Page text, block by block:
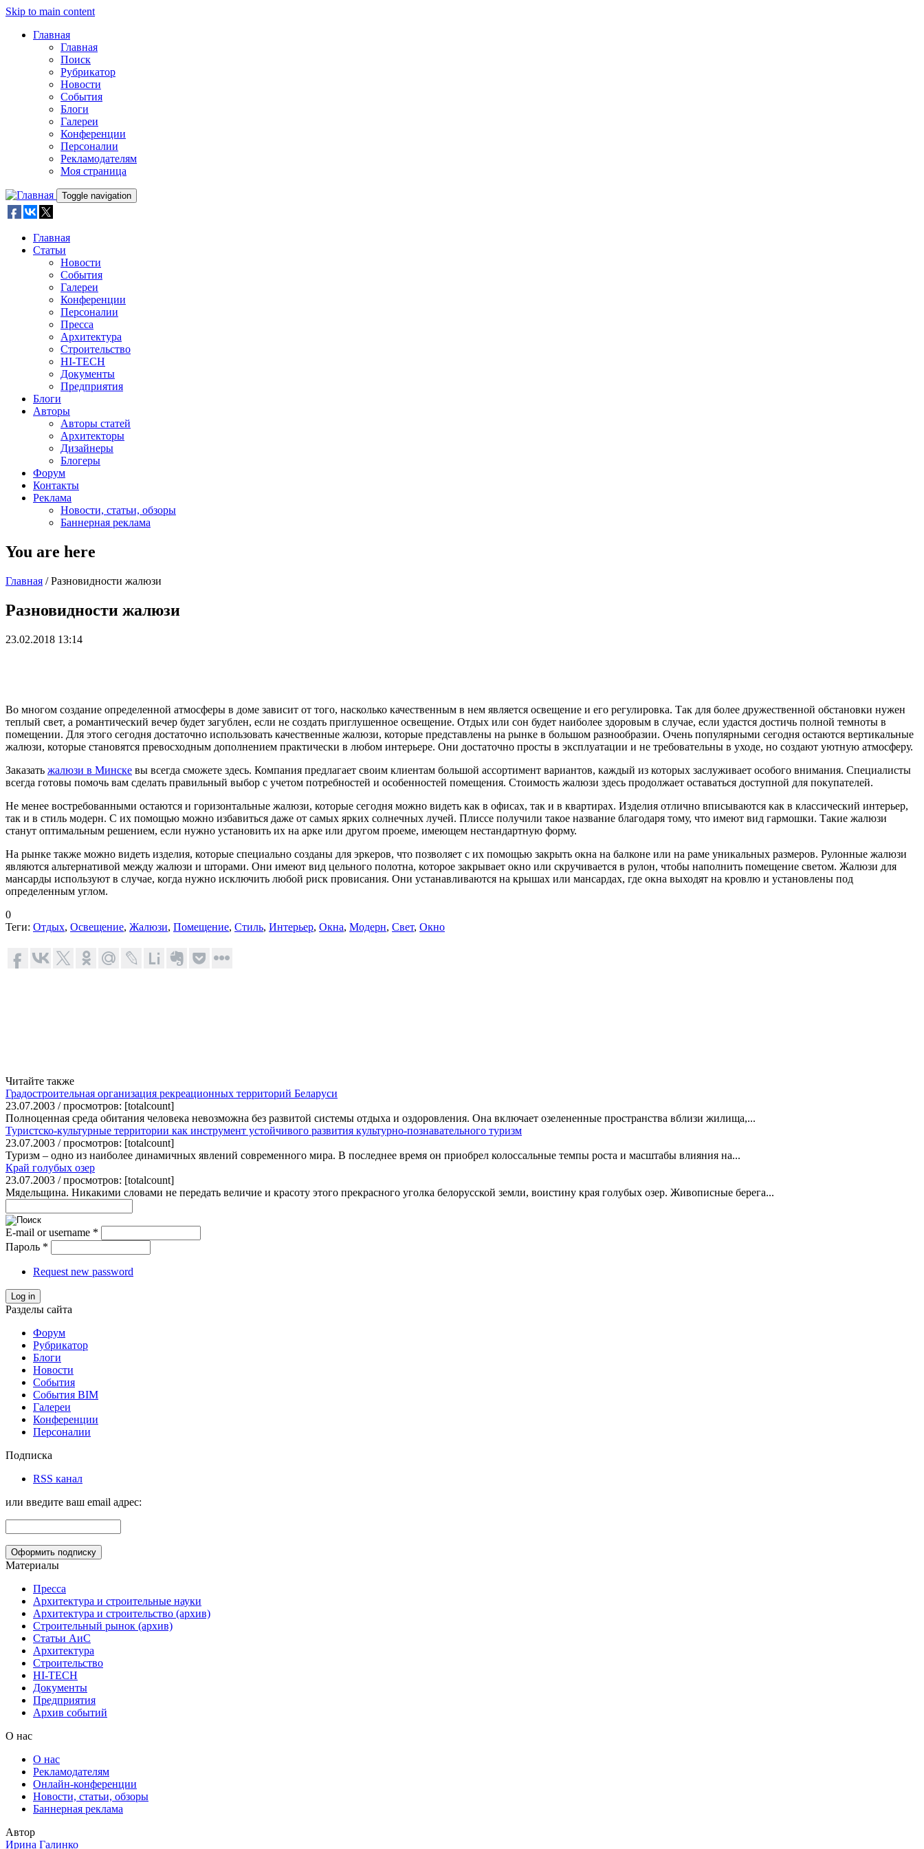
Skip to main content
Главная
Главная
Поиск
Рубрикатор
Новости
События
Блоги
Галереи
Конференции
Персоналии
Рекламодателям
Моя страница
Toggle navigation
Главная
Статьи
Новости
События
Галереи
Конференции
Персоналии
Пресса
Архитектура
Строительство
HI-TECH
Документы
Предприятия
Блоги
Авторы
Авторы статей
Архитекторы
Дизайнеры
Блогеры
Форум
Контакты
Реклама
Новости, статьи, обзоры
Баннерная реклама
You are here
Главная / Разновидности жалюзи
Разновидности жалюзи
23.02.2018 13:14
Во многом создание определенной атмосферы в доме зависит от того, насколько качественным в нем является освещение и его регулировка. Так для более дружественной обстановки нужен
теплый свет, а романтический вечер будет загублен, если не создать приглушенное освещение. Отдых или сон будет наиболее здоровым в случае, если удастся достичь полной темноты в
помещении. Для этого сегодня достаточно использовать качественные жалюзи, которые представлены на рынке в большом разнообразии. Очень популярными сегодня остаются вертикальные
жалюзи, которые становятся превосходным дополнением практически в любом интерьере. Они достаточно просты в эксплуатации и не требовательны в уходе, но создают уютную атмосферу.
Заказать жалюзи в Минске вы всегда сможете здесь. Компания предлагает своим клиентам большой ассортимент вариантов, каждый из которых заслуживает особого внимания. Специалисты
всегда готовы помочь вам сделать правильный выбор с учетом потребностей и особенностей помещения. Стоимость жалюзи здесь продолжает оставаться доступной для покупателей.
Не менее востребованными остаются и горизонтальные жалюзи, которые сегодня можно видеть как в офисах, так и в квартирах. Изделия отлично вписываются как в классический интерьер,
так и в стиль модерн. С их помощью можно избавиться даже от самых ярких солнечных лучей. Плиссе получили такое название благодаря тому, что имеют вид гармошки. Такие жалюзи
станут оптимальным решением, если нужно установить их на арке или другом проеме, имеющем нестандартную форму.
На рынке также можно видеть изделия, которые специально созданы для эркеров, что позволяет с их помощью закрыть окна на балконе или на раме уникальных размеров. Рулонные жалюзи
являются альтернативой между жалюзи и шторами. Они имеют вид цельного полотна, которое закрывает окно или скручивается в рулон, чтобы наполнить помещение светом. Жалюзи для
мансарды используют в случае, когда нужно исключить любой риск провисания. Они устанавливаются на крышах или мансардах, где окна выходят на кровлю и установлены под
определенным углом.
0
Теги: Отдых, Освещение, Жалюзи, Помещение, Стиль, Интерьер, Окна, Модерн, Свет, Окно
Читайте также
Градостроительная организация рекреационных территорий Беларуси
23.07.2003 / просмотров: [totalcount]
Полноценная среда обитания человека невозможна без развитой системы отдыха и оздоровления. Она включает озелененные пространства вблизи жилища,...
Туристско-культурные территории как инструмент устойчивого развития культурно-познавательного туризм
23.07.2003 / просмотров: [totalcount]
Туризм – одно из наиболее динамичных явлений современного мира. В последнее время он приобрел колоссальные темпы роста и масштабы влияния на...
Край голубых озер
23.07.2003 / просмотров: [totalcount]
Мядельщина. Никакими словами не передать величие и красоту этого прекрасного уголка белорусской земли, воистину края голубых озер. Живописные берега...
E-mail or username *
Пароль *
Request new password
Log in
Разделы сайта
Форум
Рубрикатор
Блоги
Новости
События
События BIM
Галереи
Конференции
Персоналии
Подписка
RSS канал
или введите ваш email адрес:
Материалы
Пресса
Архитектура и строительные науки
Архитектура и строительство (архив)
Строительный рынок (архив)
Статьи АиС
Архитектура
Строительство
HI-TECH
Документы
Предприятия
Архив событий
О нас
О нас
Рекламодателям
Онлайн-конференции
Новости, статьи, обзоры
Баннерная реклама
Автор
Ирина Галинко